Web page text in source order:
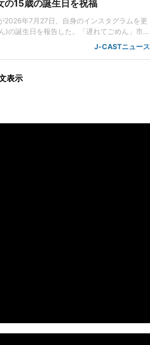
の15歳の誕生日を祝福
2026年7月27日、自身のインスタグラムを更
)の誕生日を報告した。「遅れてごめん」市川
さんの誕生日を報告し、黒いワンピ姿でピー
ットを投稿した。「おめでとう」と祝福し、
禾さんは黒い半袖
J-CASTニュース
表示